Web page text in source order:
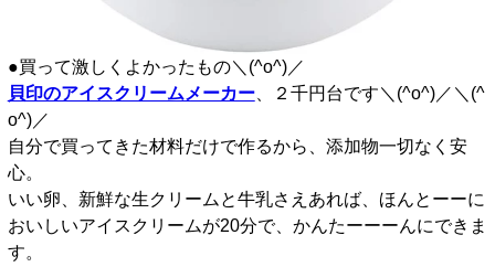
●買って激しくよかったもの＼(^o^)／
貝印のアイスクリームメーカー、２千円台です＼(^o^)／＼(^
o^)／
自分で買ってきた材料だけで作るから、添加物一切なく安
心。
いい卵、新鮮な生クリームと牛乳さえあれば、ほんとーーに
おいしいアイスクリームが20分で、かんたーーーんにできま
す。